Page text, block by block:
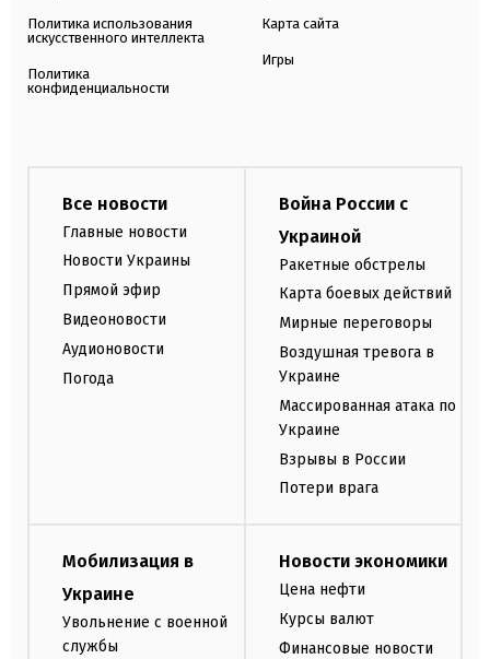
Политика использования
искусственного интеллекта
Политика
конфиденциальности
Карта сайта
Игры
Все новости
Главные новости
Новости Украины
Прямой эфир
Видеоновости
Аудионовости
Погода
Война России с
Украиной
Ракетные обстрелы
Карта боевых действий
Мирные переговоры
Воздушная тревога в
Украине
Массированная атака по
Украине
Взрывы в России
Потери врага
Мобилизация в
Украине
Увольнение с военной
службы
Новости экономики
Цена нефти
Курсы валют
Финансовые новости